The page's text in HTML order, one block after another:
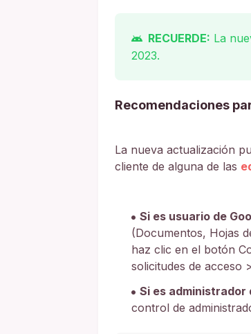
RECUERDE: La
2023.
Recomendaciones
La nueva actualización
cliente de alguna de las
Si es usuario de
(Documentos, Hojas
haz clic en el botón
solicitudes de acceso
Si es administrador
control de